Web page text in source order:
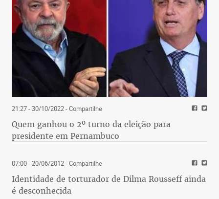
21:27 - 30/10/2022- Compartilhe
Quem ganhou o 2º turno da eleição para
presidente em Pernambuco
07:00 - 20/06/2012- Compartilhe
Identidade de torturador de Dilma Rousseff ainda
é desconhecida